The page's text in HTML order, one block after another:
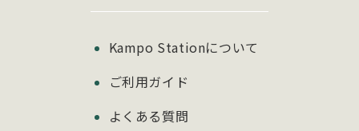
Kampo Stationについて
ご利用ガイド
よくある質問